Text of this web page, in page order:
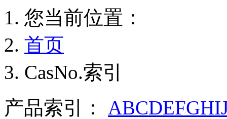
您当前位置：
首页
CasNo.索引
产品索引： ABCDEFGHI